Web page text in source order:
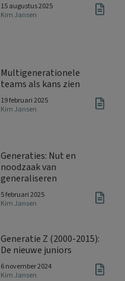
15 augustus 2025
Kim Jansen
Multigenerationele
teams als kans zien
19 februari 2025
Kim Jansen
Generaties: Nut en
noodzaak van
generaliseren
5 februari 2025
Kim Jansen
Generatie Z (2000-2015):
De nieuwe juniors
6 november 2024
Kim Jansen